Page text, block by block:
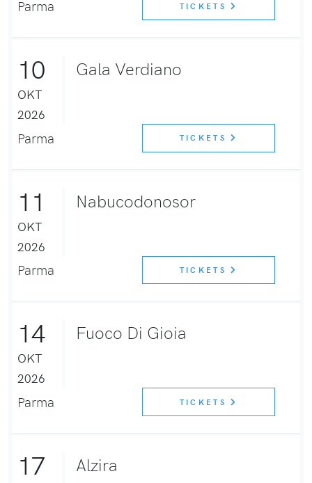
Parma TICKETS
10
OKT
2026
Gala Verdiano
Parma TICKETS
11
OKT
2026
Nabucodonosor
Parma TICKETS
14
OKT
2026
Fuoco Di Gioia
Parma TICKETS
17 Alzira